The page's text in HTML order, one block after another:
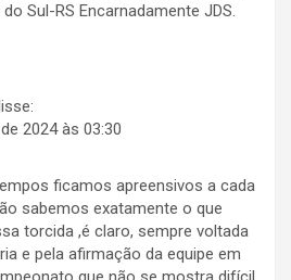
Sul-RS Encarnadamente JDS.
2024 às 03:30
ficamos apreensivos a cada
sabemos exatamente o que
torcida ,é claro, sempre voltada
e pela afirmação da equipe em